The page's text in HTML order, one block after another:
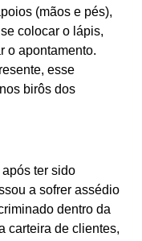
(mãos e pés),
colocar o lápis,
o apontamento.
esse
birôs dos
ter sido
a sofrer assédio
dentro da
carteira de clientes,